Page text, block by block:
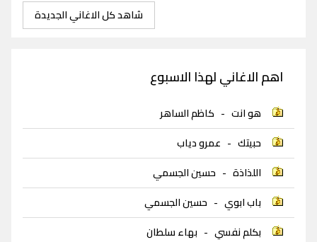
شاهد كل الاغاني الجديدة
اهم الاغاني لهذا الاسبوع
هو انت - كاظم الساهر
حبيتك - عمرو دياب
اللذاذة - حسين الجسمي
باب ابوي - حسين الجسمي
بكلم نفسي - بهاء سلطان